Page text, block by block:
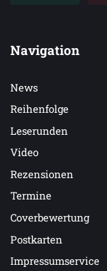
Navigation
News
Reihenfolge
Leserunden
Video
Rezensionen
Termine
Coverbewertung
Postkarten
Impressumservice